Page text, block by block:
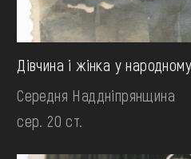
Дівчина і жінка у
Середня Наддніпрянщина
сер. 20 ст.